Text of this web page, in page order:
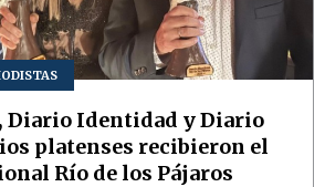
Diario Identidad y Diario
platenses recibieron el
Río de los Pájaros